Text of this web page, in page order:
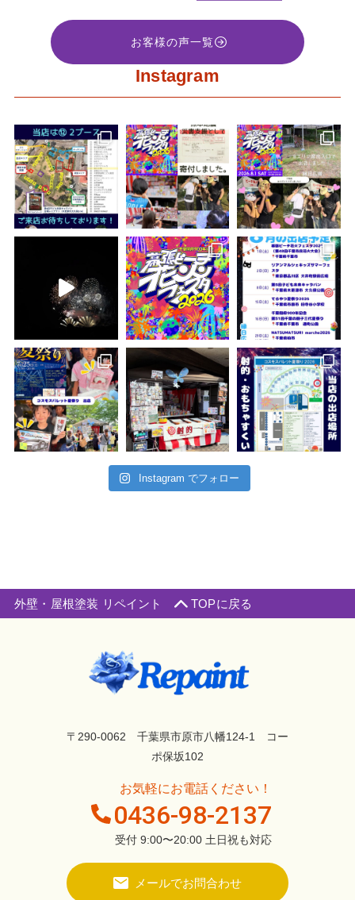
お客様の声一覧
Instagram
Instagram でフォロー
外壁・屋根塗装 リペイント TOPに戻る
〒290-0062 千葉県市原市八幡124-1 コー
ポ保坂102
お気軽にお電話ください！
0436-98-2137
受付 9:00〜20:00 土日祝も対応
メールでお問合わせ